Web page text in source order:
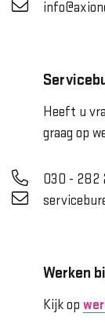
Heeft u
graag op
030 - 282
Werken
Kijk op